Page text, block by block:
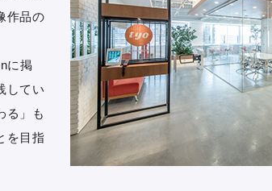
作品の
に掲
してい
る」も
を目指